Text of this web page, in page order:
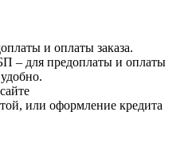
и оплаты заказа.
– для предоплаты и оплаты
или оформление кредита